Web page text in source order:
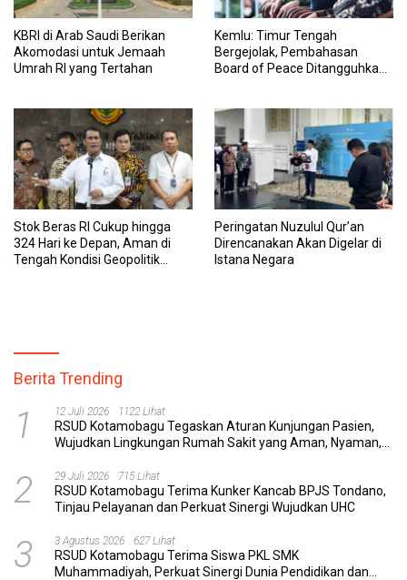
KBRI di Arab Saudi Berikan
Akomodasi untuk Jemaah
Umrah RI yang Tertahan
Kemlu: Timur Tengah
Bergejolak, Pembahasan
Board of Peace Ditangguhkan
Stok Beras RI Cukup hingga
324 Hari ke Depan, Aman di
Tengah Kondisi Geopolitik
Peringatan Nuzulul Qur’an
Direncanakan Akan Digelar di
Istana Negara
Berita Trending
1 12 Juli 2026 1122 Lihat
RSUD Kotamobagu Tegaskan Aturan Kunjungan Pasien,
Wujudkan Lingkungan Rumah Sakit yang Aman, Nyaman,
2 29 Juli 2026 715 Lihat
RSUD Kotamobagu Terima Kunker Kancab BPJS Tondano,
Tinjau Pelayanan dan Perkuat Sinergi Wujudkan UHC
3 3 Agustus 2026 627 Lihat
RSUD Kotamobagu Terima Siswa PKL SMK
Muhammadiyah, Perkuat Sinergi Dunia Pendidikan dan